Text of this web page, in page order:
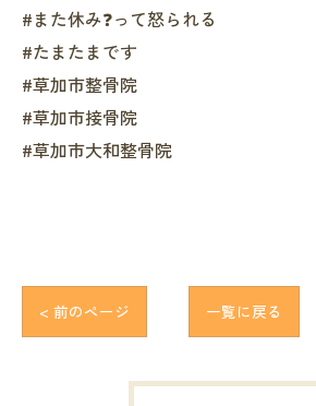
#また休み❓って怒られる
#たまたまです
#草加市整骨院
#草加市接骨院
#草加市大和整骨院
< 前のページ 一覧に戻る